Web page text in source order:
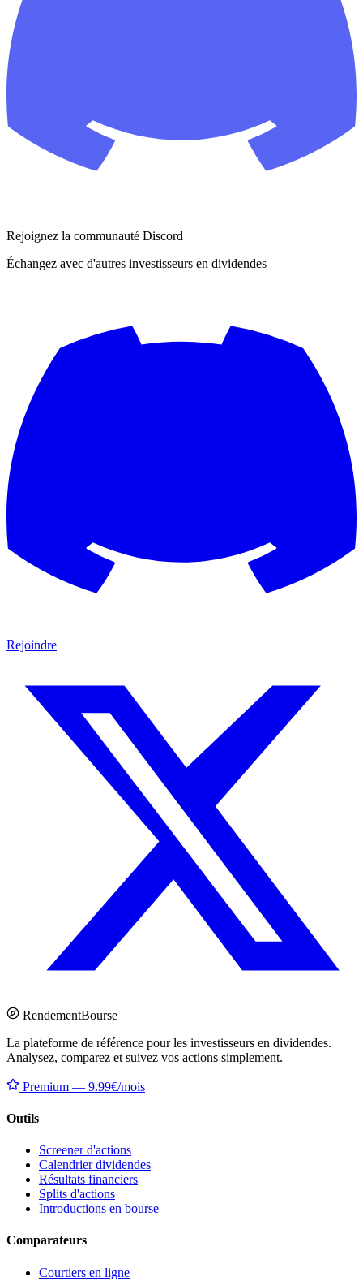
Rejoignez la communauté Discord
Échangez avec d'autres investisseurs en dividendes
Rejoindre
RendementBourse
La plateforme de référence pour les investisseurs en dividendes.
Analysez, comparez et suivez vos actions simplement.
Premium — 9.99€/mois
Outils
Screener d'actions
Calendrier dividendes
Résultats financiers
Splits d'actions
Introductions en bourse
Comparateurs
Courtiers en ligne